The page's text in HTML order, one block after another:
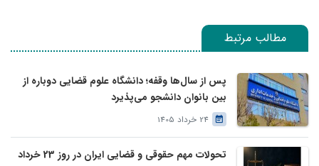
مطالب مرتبط
پس از سال‌ها وقفه؛ دانشگاه علوم قضایی دوباره از
بین بانوان دانشجو می‌پذیرد
24 خرداد 1405
تحولات مهم حقوقی و قضایی ایران در روز 23 خرداد